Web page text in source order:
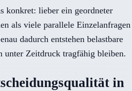
konkret: lieber ein geordneter
als viele parallele Einzelanfragen
dadurch entstehen belastbare
unter Zeitdruck tragfähig bleiben.
in